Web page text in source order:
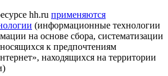
hh.ru применяются
(информационные технологии
на основе сбора, систематизации
к предпочтениям
находящихся на территории